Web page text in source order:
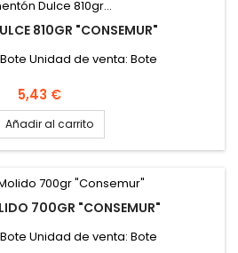
810GR "CONSEMUR"
Unidad de venta: Bote
Precio
5,43 €
Añadir al carrito
700GR "CONSEMUR"
Unidad de venta: Bote